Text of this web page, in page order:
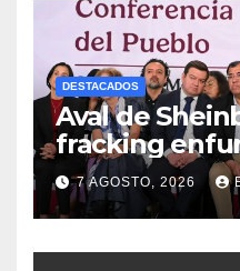
DESTACADOS
Aval de
fracking
“Buscaban
menos culpa”
7 AGOSTO, 2026